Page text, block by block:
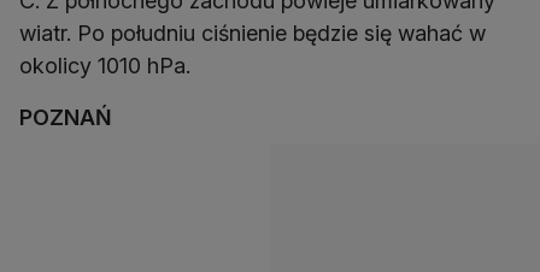
wiatr. Po południu ciśnienie będzie się wahać w
okolicy 1010 hPa.
POZNAŃ